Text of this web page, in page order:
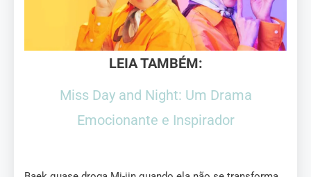
LEIA TAMBÉM:
Miss Day and Night: Um Drama
Emocionante e Inspirador